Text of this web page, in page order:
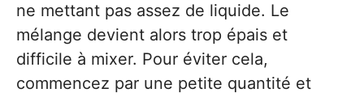
ne mettant pas assez de liquide. Le
mélange devient alors trop épais et
difficile à mixer. Pour éviter cela,
commencez par une petite quantité et